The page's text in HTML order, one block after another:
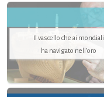
Il vascello che ai mondiali
ha navigato nell’oro